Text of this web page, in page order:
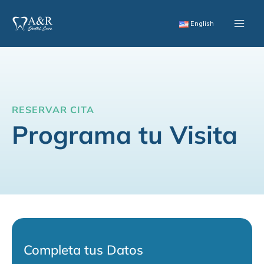
English
RESERVAR CITA
Programa tu Visita
Completa tus Datos